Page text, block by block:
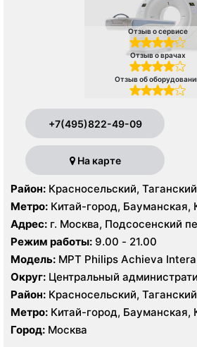
Отзыв о сервисе
Отзыв о врачах
Отзыв об
+7(495)822-49-09
На карте
Район: Красносельский,
Тверской
Метро: Китай-город, Бауманская,
Кузнецкий мост, Курская,
Сретенский бульвар, Таганская,
Адрес: г. Москва, Подсосенский
Режим работы: 9.00 - 21.00
Модель: МРТ Philips Achieva Intera
Aquilion CXL 128 срезов, УЗИ
Округ: Центральный
Район: Красносельский,
Тверской
Метро: Китай-город, Бауманская,
Кузнецкий мост, Курская,
Сретенский бульвар, Таганская,
Город: Москва